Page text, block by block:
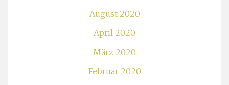
August 2020
April 2020
März 2020
Februar 2020